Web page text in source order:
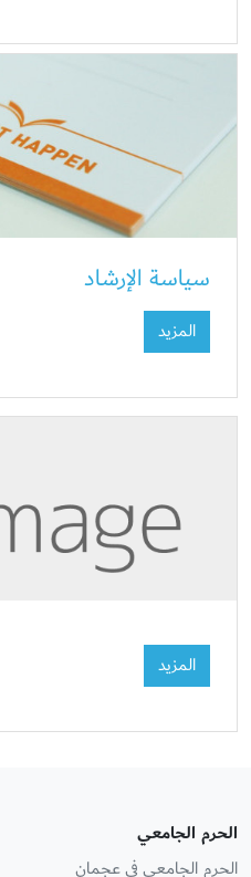
سياسة الإرشاد
المزيد
المزيد
الحرم الجامعي
الحرم الجامعي في عجمان